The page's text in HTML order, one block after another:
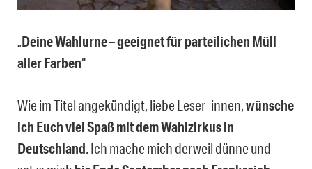
„Deine Wahlurne – geeignet für parteilichen Müll
aller Farben“
Wie im Titel angekündigt, liebe Leser_innen, wünsche
ich Euch viel Spaß mit dem Wahlzirkus in
Deutschland . Ich mache mich derweil dünne und